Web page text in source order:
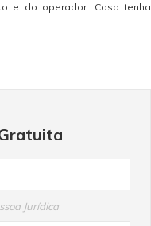
e do operador. Caso tenha
Jurídica